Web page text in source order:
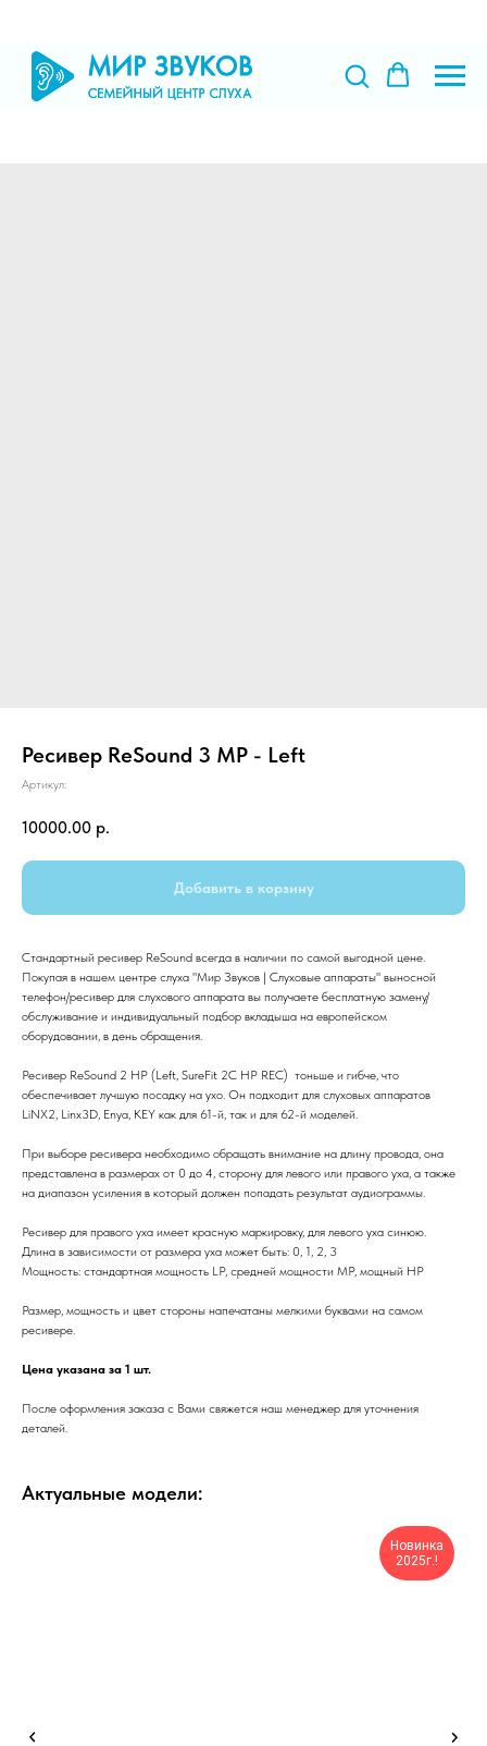
Ресивер ReSound 3 MP - Left
Артикул:
10000.00 р.
Добавить в корзину
Стандартный ресивер ReSound всегда в наличии по самой выгодной цене.
Покупая в нашем центре слуха "Мир Звуков | Слуховые аппараты" выносной
телефон/ресивер для слухового аппарата вы получаете бесплатную замену/
обслуживание и индивидуальный подбор вкладыша на европейском
оборудовании, в день обращения.
Ресивер ReSound 2 HP (Left, SureFit 2С HP REC) тоньше и гибче, что
обеспечивает лучшую посадку на ухо. Он подходит для слуховых аппаратов
LiNX2, Linx3D, Enya, KEY как для 61-й, так и для 62-й моделей.
При выборе ресивера необходимо обращать внимание на длину провода, она
представлена в размерах от 0 до 4, сторону для левого или правого уха, а также
на диапазон усиления в который должен попадать результат аудиограммы.
Ресивер для правого уха имеет красную маркировку, для левого уха синюю.
Длина в зависимости от размера уха может быть: 0, 1, 2, 3
Мощность: стандартная мощность LP, средней мощности MP, мощный HP
Размер, мощность и цвет стороны напечатаны мелкими буквами на самом
ресивере.
Цена указана за 1 шт.
После оформления заказа с Вами свяжется наш менеджер для уточнения
деталей.
Актуальные модели:
Новинка
2025г.!